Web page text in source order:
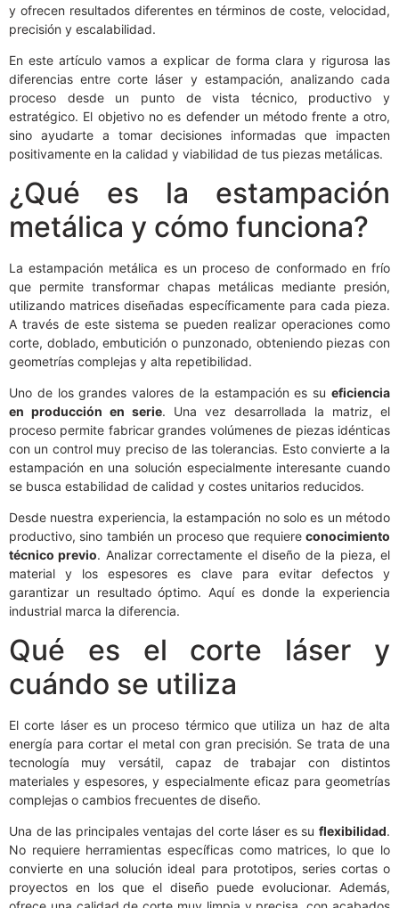
y ofrecen resultados diferentes en términos de coste, velocidad,
precisión y escalabilidad.
En este artículo vamos a explicar de forma clara y rigurosa las
diferencias entre corte láser y estampación, analizando cada
proceso desde un punto de vista técnico, productivo y
estratégico. El objetivo no es defender un método frente a otro,
sino ayudarte a tomar decisiones informadas que impacten
positivamente en la calidad y viabilidad de tus piezas metálicas.
¿Qué es la estampación
metálica y cómo funciona?
La estampación metálica es un proceso de conformado en frío
que permite transformar chapas metálicas mediante presión,
utilizando matrices diseñadas específicamente para cada pieza.
A través de este sistema se pueden realizar operaciones como
corte, doblado, embutición o punzonado, obteniendo piezas con
geometrías complejas y alta repetibilidad.
Uno de los grandes valores de la estampación es su eficiencia
en producción en serie. Una vez desarrollada la matriz, el
proceso permite fabricar grandes volúmenes de piezas idénticas
con un control muy preciso de las tolerancias. Esto convierte a la
estampación en una solución especialmente interesante cuando
se busca estabilidad de calidad y costes unitarios reducidos.
Desde nuestra experiencia, la estampación no solo es un método
productivo, sino también un proceso que requiere conocimiento
técnico previo. Analizar correctamente el diseño de la pieza, el
material y los espesores es clave para evitar defectos y
garantizar un resultado óptimo. Aquí es donde la experiencia
industrial marca la diferencia.
Qué es el corte láser y
cuándo se utiliza
El corte láser es un proceso térmico que utiliza un haz de alta
energía para cortar el metal con gran precisión. Se trata de una
tecnología muy versátil, capaz de trabajar con distintos
materiales y espesores, y especialmente eficaz para geometrías
complejas o cambios frecuentes de diseño.
Una de las principales ventajas del corte láser es su flexibilidad.
No requiere herramientas específicas como matrices, lo que lo
convierte en una solución ideal para prototipos, series cortas o
proyectos en los que el diseño puede evolucionar. Además,